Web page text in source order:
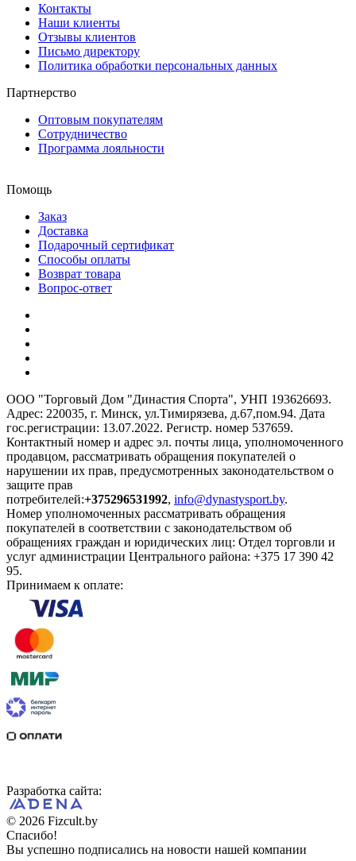
Контакты
Наши клиенты
Отзывы клиентов
Письмо директору
Политика обработки персональных данных
Партнерство
Оптовым покупателям
Сотрудничество
Программа лояльности
Помощь
Заказ
Доставка
Подарочный сертификат
Способы оплаты
Возврат товара
Вопрос-ответ
ООО "Торговый Дом "Династия Спорта", УНП 193626693.
Адрес: 220035, г. Минск, ул.Тимирязева, д.67,пом.94. Дата
гос.регистрации: 13.07.2022. Регистр. номер 537659.
Контактный номер и адрес эл. почты лица, уполномоченного
продавцом, рассматривать обращения покупателей о
нарушении их прав, предусмотренных законодательством о
защите прав
потребителей:+375296531992, info@dynastysport.by.
Номер уполномоченных рассматривать обращения
покупателей в соответствии с законодательством об
обращениях граждан и юридических лиц: Отдел торговли и
услуг администрации Центрального района: +375 17 390 42
95.
Принимаем к оплате:
Разработка сайта:
© 2026 Fizcult.by
Спасибо!
Вы успешно подписались на новости нашей компании